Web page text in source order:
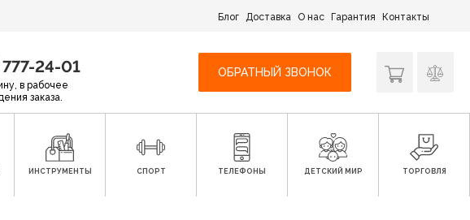
Блог Доставка О нас Гарантия Контакты
777-24-01
в рабочее
заказа.
ОБРАТНЫЙ ЗВОНОК
ИНСТРУМЕНТЫ СПОРТ ТЕЛЕФОНЫ ДЕТСКИЙ МИР ТОРГОВЛЯ